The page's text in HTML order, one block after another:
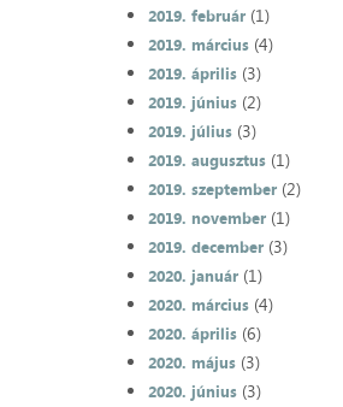
2019. február(1)
2019. március(4)
2019. április(3)
2019. június(2)
2019. július(3)
2019. augusztus(1)
2019. szeptember(2)
2019. november(1)
2019. december(3)
2020. január(1)
2020. március(4)
2020. április(6)
2020. május(3)
2020. június(3)